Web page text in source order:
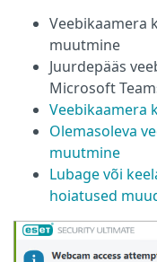
Veebikaamera
muutmine
Juurdepääs
Microsoft
Veebikaamera
Olemasoleva
muutmine
Lubage või
hoiatused